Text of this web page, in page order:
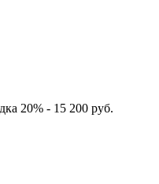
20% - 15 200 руб.